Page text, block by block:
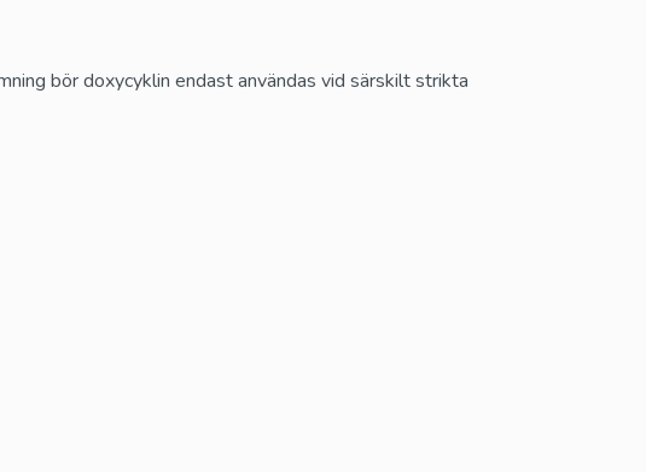
bör doxycyklin endast användas vid särskilt strikta